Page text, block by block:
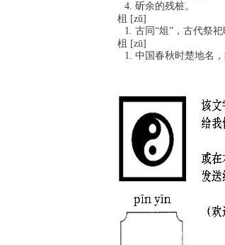
斫余的残桩。
柤 [zǔ]
古同“俎”，古代祭祀
柤 [zū]
中国春秋时楚地名